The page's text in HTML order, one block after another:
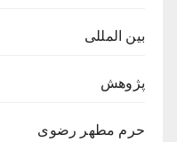
بین المللی
پژوهش
حرم مطهر رضوی